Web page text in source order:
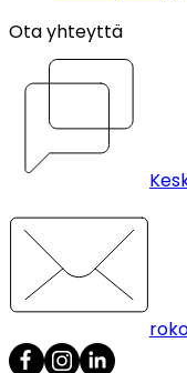
Ota yhteyttä